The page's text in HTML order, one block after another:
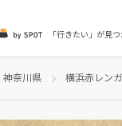
「行きたい」が見
神奈川県 横浜赤レン